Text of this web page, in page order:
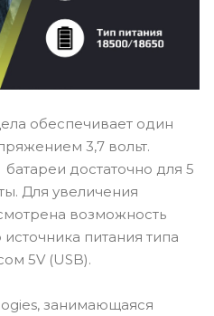
обеспечивает один
3,7 вольт.
достаточно для 5
Для увеличения
возможность
питания типа
5V (USB).
занимающаяся